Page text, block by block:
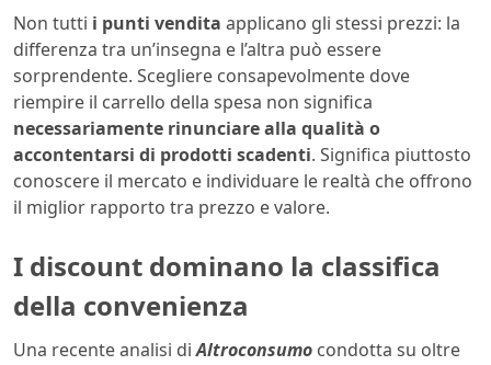
Non tutti i punti vendita applicano gli stessi prezzi: la
differenza tra un’insegna e l’altra può essere
sorprendente. Scegliere consapevolmente dove
riempire il carrello della spesa non significa
necessariamente rinunciare alla qualità o
accontentarsi di prodotti scadenti. Significa piuttosto
conoscere il mercato e individuare le realtà che offrono
il miglior rapporto tra prezzo e valore.
I discount dominano la classifica
della convenienza
Una recente analisi diAltroconsumo condotta su oltre